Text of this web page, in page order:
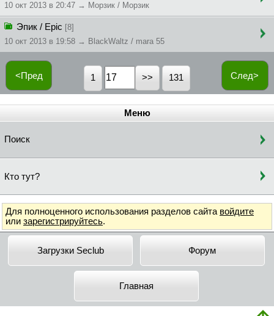
10 окт 2013 в 20:47 → Морзик / Морзик
Эпик / Epic [8]
10 окт 2013 в 19:58 → BlackWaltz / mara 55
<Пред След>
1 131
Меню
Поиск
Кто тут?
Для полноценного использования разделов сайта войдите
или зарегистрируйтесь.
Загрузки Seclub Форум
Главная